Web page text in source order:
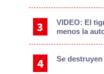
VIDEO: El
menos la
Se